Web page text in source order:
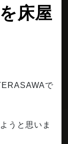
床屋
で
うと思いま